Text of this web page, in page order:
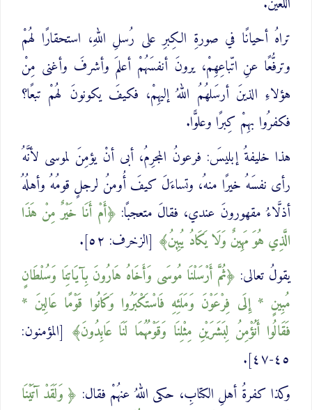
تراهُ أحيانًا في صورةِ الكِبرِ على رُسلِ اللهِ، استحقارًا لهُمْ
وترفُّعًا عنِ اتّباعِهِمْ، يرونَ أنفسَهُمْ أعلمَ وأشرفَ وأغنى مِنْ
هؤلاءِ الذينَ أرسَلهُمُ اللهُ إليهِمْ، فكيفَ يكونونَ لهُمْ تبعًا؟
فكفرُوا بهِمْ كِبرًا وعلوًّا.
هذا خليفةُ إبليسَ: فرعونُ المجرِمُ، أبى أنْ يؤمِنَ لموسى لأنَّهُ
رأى نفسَهُ خيرًا منهُ، وتساءَلَ كيفَ أُومنُ لرجلٍ قومُهُ وأهلُهُ
أذلَّاءُ مقهورونَ عندي، فقالَ متعجبًا:
أَمْ أَنَا خَيْرٌ ‌مِنْ ‌هَذَا
‌الَّذِي هُوَ مَهِينٌ وَلَا يَكَادُ يُبِينُ
[الزخرف: ٥٢].
يقولُ تعالى:
ثُمَّ أَرْسَلْنَا مُوسَى وَأَخَاهُ هَارُونَ بِآيَاتِنَا وَسُلْطَانٍ
مُبِينٍ * إِلَى فِرْعَوْنَ وَمَلَئِهِ فَاسْتَكْبَرُوا وَكَانُوا قَوْمًا عَالِينَ *
فَقَالُوا أَنُؤْمِنُ لِبَشَرَيْنِ مِثْلِنَا ‌وَقَوْمُهُمَا لَنَا عَابِدُونَ
[المؤمنون:
٤٥-٤٧].
وكذا كفرةُ أهلِ الكتابِ، حكى اللهُ عنهُمْ فقال:
وَلَقَدْ آتَيْنَا